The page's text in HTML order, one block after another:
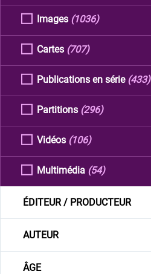
Images (1036)
Cartes (707)
Publications en série (433)
Partitions (296)
Vidéos (106)
Multimédia (54)
ÉDITEUR / PRODUCTEUR
AUTEUR
ÂGE